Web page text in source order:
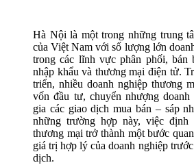
Hà Nội là một trong những trung
của Việt Nam với số lượng lớn
trong các lĩnh vực phân phối, bán
nhập khẩu và thương mại điện tử.
triển, nhiều doanh nghiệp thương
vốn đầu tư, chuyển nhượng doanh
gia các giao dịch mua bán – sáp
những trường hợp này, việc định
thương mại trở thành một bước
giá trị hợp lý của doanh nghiệp
dịch.